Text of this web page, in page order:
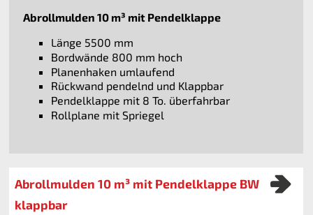
Abrollmulden 10 m³ mit Pendelklappe
Länge 5500 mm
Bordwände 800 mm hoch
Planenhaken umlaufend
Rückwand pendelnd und Klappbar
Pendelklappe mit 8 To. überfahrbar
Rollplane mit Spriegel
Abrollmulden 10 m³ mit Pendelklappe BW
klappbar